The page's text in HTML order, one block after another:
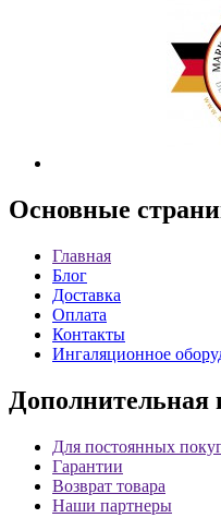
Основные
Главная
Блог
Доставка
Оплата
Контакты
Ингаляционное
Дополнительная
Для постоянных
Гарантии
Возврат товара
Наши партнеры